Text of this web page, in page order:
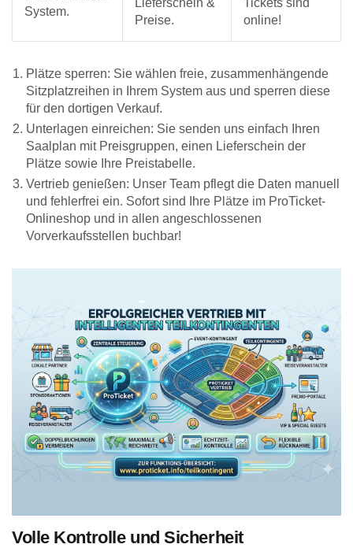
System.
Lieferschein &
Preise.
Tickets sind
online!
Plätze sperren: Sie wählen freie, zusammenhängende
Sitzplatzreihen in Ihrem System aus und sperren diese
für den dortigen Verkauf.
Unterlagen einreichen: Sie senden uns einfach Ihren
Saalplan mit Preisgruppen, einen Lieferschein der
Plätze sowie Ihre Preistabelle.
Vertrieb genießen: Unser Team pflegt die Daten manuell
und fehlerfrei ein. Sofort sind Ihre Plätze im ProTicket-
Onlineshop und in allen angeschlossenen
Vorverkaufsstellen buchbar!
Volle Kontrolle und Sicherheit